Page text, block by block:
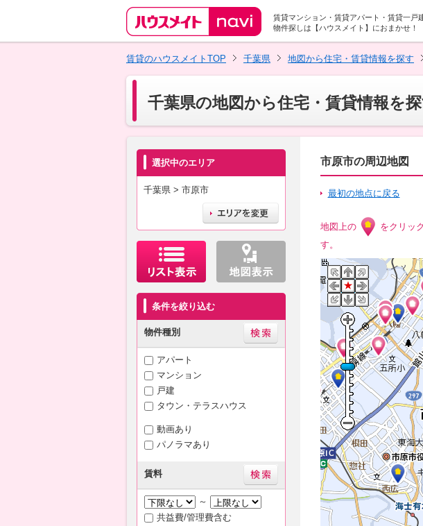
賃貸マンション・賃貸アパート・賃貸一戸
物件探しは【ハウスメイト】におまかせ！
賃貸のハウスメイトTOP
千葉県 地図から住宅・賃貸情報を探す
千葉県の地図から住宅・賃貸情報を
選択中のエリア
千葉県 > 市原市
条件を絞り込む
物件種別
アパート
マンション
戸建
タウン・テラスハウス
動画あり
パノラマあり
賃料
～
共益費/管理費含む
市原市の周辺地図
最初の地点に戻る
地図上の
をクリッ
す。